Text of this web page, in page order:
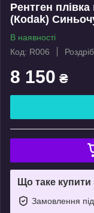
Рентген
(Коdak)
В наявності
Код: R006
Роздріб
8 150 ₴
Що таке
Замовлення